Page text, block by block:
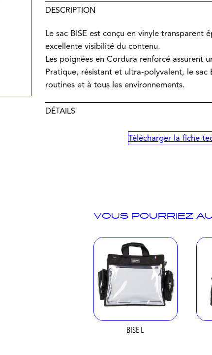
DESCRIPTION
Le sac BISE est conçu en vinyle transparent
excellente visibilité du contenu.
Les poignées en Cordura renforcé assurent
Pratique, résistant et ultra-polyvalent, le sac
routines et à tous les environnements.
DÉTAILS
Télécharger la fiche
VOUS POURRIEZ
BISE L